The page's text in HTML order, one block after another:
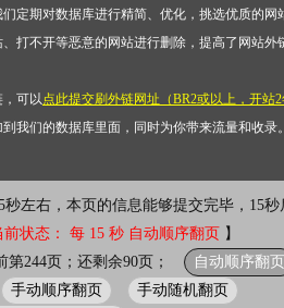
定期对数据库进行精简、优化，挑选优质的网
打不开等恶意的网站进行删除，提高了网站外
可以点此提交刷外链网址（BR2或以上，开站
到我们的数据库里面，同时为你带来流量和收录
秒左右，本页的信息能够提交完毕，15秒
前状态： 每 15 秒 自动顺序翻页 】
第244页；还剩余90页；
自动顺序翻页
手动顺序翻页
手动随机翻页